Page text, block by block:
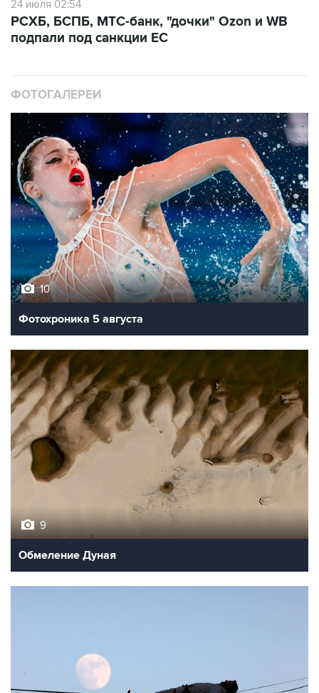
24 июля 02:54
РСХБ, БСПБ, МТС-банк, "дочки" Ozon и WB
подпали под санкции ЕС
ФОТОГАЛЕРЕИ
10
Фотохроника 5 августа
9
Обмеление Дуная